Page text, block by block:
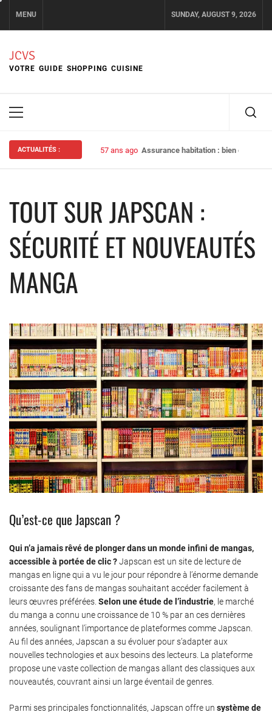
content
MENU SUNDAY, AUGUST 9, 2026
JCVS
VOTRE GUIDE SHOPPING CUISINE
Primary
ACTUALITÉS : 57 ans ago Assurance habitation : bien choisir
TOUT SUR JAPSCAN :
SÉCURITÉ ET NOUVEAUTÉS
MANGA
Qu’est-ce que Japscan ?
Qui n’a jamais rêvé de plonger dans un monde infini de mangas,
accessible à portée de clic ?Japscan est un site de lecture de
mangas en ligne qui a vu le jour pour répondre à l’énorme demande
croissante des fans de mangas souhaitant accéder facilement à
leurs œuvres préférées. Selon une étude de l’industrie, le marché
du manga a connu une croissance de 10 % par an ces dernières
années, soulignant l’importance de plateformes comme Japscan.
Au fil des années, Japscan a su évoluer pour s’adapter aux
nouvelles technologies et aux besoins des lecteurs. La plateforme
propose une vaste collection de mangas allant des classiques aux
nouveautés, couvrant ainsi un large éventail de genres.
Parmi ses principales fonctionnalités, Japscan offre un système de